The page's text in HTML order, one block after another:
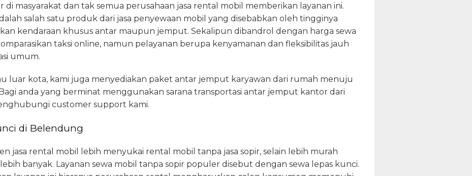
masyarakat dan tak semua perusahaan jasa rental mobil memberikan layanan ini.
salah satu produk dari jasa penyewaan mobil yang disebabkan oleh tingginya
kendaraan khusus antar maupun jemput. Sekalipun dibandrol dengan harga sewa
taksi online, namun pelayanan berupa kenyamanan dan fleksibilitas jauh
umum.
luar kota, kami juga menyediakan paket antar jemput karyawan dari rumah menuju
anda yang berminat menggunakan sarana transportasi antar jemput kantor dari
customer support kami.
di Belendung
jasa rental mobil lebih menyukai rental mobil tanpa jasa sopir, selain lebih murah
banyak. Layanan sewa mobil tanpa sopir populer disebut dengan sewa lepas kunci.